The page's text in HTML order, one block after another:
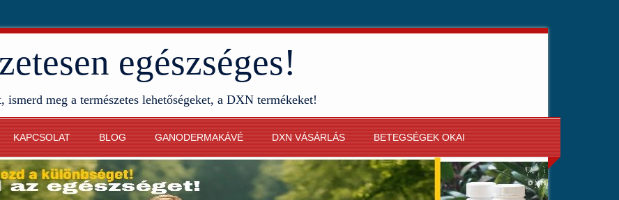
egészséges!
ismerd meg a természetes lehetőségeket, a DXN termékeket!
KAPCSOLAT BLOG GANODERMAKÁVÉ DXN VÁSÁRLÁS BETEGSÉGEK OKAI